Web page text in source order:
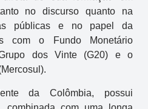
no discurso quanto na
públicas e no papel da
com o Fundo Monetário
dos Vinte (G20) e o
da Colômbia, possui